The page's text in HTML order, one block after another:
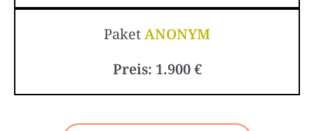
PaketANONYM
Preis: 1.900 €